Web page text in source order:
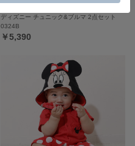
ディズニー チュニック&ブルマ 2点セット
0324B
￥5,390